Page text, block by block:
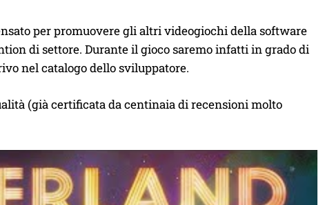
per promuovere gli altri videogiochi della software
di settore. Durante il gioco saremo infatti in grado di
nel catalogo dello sviluppatore.
(già certificata da centinaia di recensioni molto